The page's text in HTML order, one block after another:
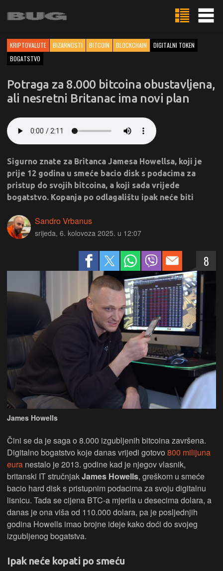
KRIPTOVALUTE BIZARNOSTI BITCOIN BLOCKCHAIN
DIGITALNI TOKEN
BOGATSTVO
Potraga za 8.000 bitcoina obustavljena,
ali nesretni Britanac ima novi plan
Sigurno znate za Britanca Jamesa Howellsa, koji je
prije 12 godina u smeće bacio disk s podacima za
pristup do svojih bitcoina, a koji sada vrijede
bogatstvo. Kopanja po odlagalištu ipak neće biti
Sandro Vrbanus
srijeda, 6. kolovoza 2025. u 12:07
8
James Howells
Čini se da je saga o 8.000 izgubljenih bitcoina završena.
Digitalno bogatstvo koje danas vrijedi gotovo 800 milijuna
eura nestalo je 2013. godine kad je njegov vlasnik,
britanski IT stručnjakJames Howells, greškom u smeće
bacio hard disk s pristupnim podacima za svoju digitalnu
lisnicu. Tada se cijena BTC-a mjerila u desecima dolara, a
danas je ona viša od 110.000 dolara, pa je posljednjih
godina Howells imao brojne ideje kako doći do svojeg
izgubljenog bogatstva.
Ipak neće kopati po smeću